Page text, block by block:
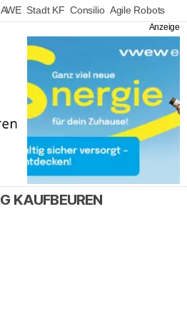
Stadt KF Consilio Agile Robots
KAUFBEUREN